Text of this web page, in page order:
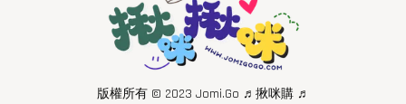
版權所有 © 2023 Jomi.Go ♬揪咪購 ♬